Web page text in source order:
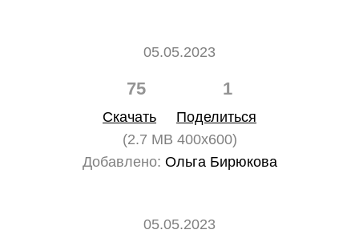
05.05.2023
75 1
Скачать
Поделиться
(2.7 MB 400x600)
Добавлено: Ольга Бирюкова
05.05.2023